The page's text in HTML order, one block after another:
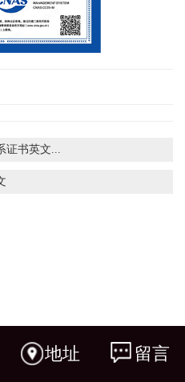
书英文...
地址 留言